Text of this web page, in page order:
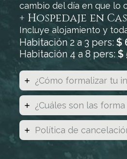
cambio del día en que lo
+ Hospedaje en
Incluye alojamiento y
Habitación 2 a 3 pers: $
Habitación 4 a 8 pers: $
¿Cómo formalizar tu
¿Cuáles son las
Política de